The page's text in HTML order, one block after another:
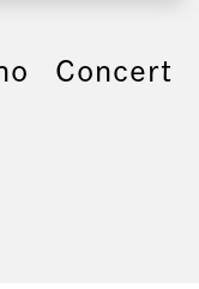
Concert